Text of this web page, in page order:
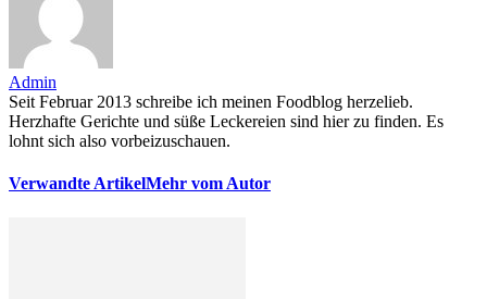
Admin
Seit Februar 2013 schreibe ich meinen Foodblog herzelieb.
Herzhafte Gerichte und süße Leckereien sind hier zu finden. Es
lohnt sich also vorbeizuschauen.
Verwandte ArtikelMehr vom Autor